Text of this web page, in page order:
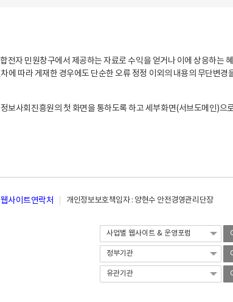
자 민원창구에서 제공하는 자료로 수익을 얻거나 이에 상응하는
따라 게재한 경우에도 단순한 오류 정정 이외의 내용의 무단변경
사회진흥원의 첫 화면을 통하도록 하고 세부화면(서브도메인)으
사이트연락처 개인정보보호책임자 : 양현수 안전경영관리단장